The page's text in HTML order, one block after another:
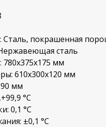
Сталь, покрашенная
сталь
мм
610х300х120 мм
90 мм
°С
0,1 °С
±0,1 °С